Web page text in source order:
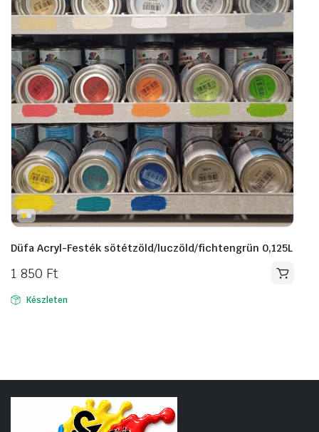
Düfa Acryl-Festék sötétzöld/luczöld/fichtengrün 0,125L
1 850 Ft
Készleten